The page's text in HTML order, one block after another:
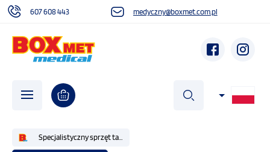
szukaj
607 608 443 medyczny@boxmet.com.pl
Specjalistyczny sprzęt taktyczny IFAK